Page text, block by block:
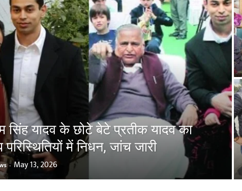
सिंह यादव के छोटे बेटे प्रतीक यादव का
परिस्थितियों में निधन, जांच जारी
- May 13, 2026